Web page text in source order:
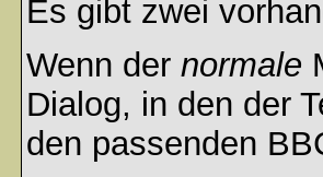
Es gibt zwei
Wenn der normale
Dialog, in den der
den passenden